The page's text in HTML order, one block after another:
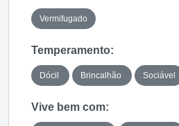
Vermifugado
Temperamento:
Dócil Brincalhão Sociável
Vive bem com: